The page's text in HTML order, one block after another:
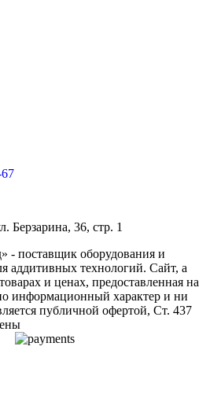
Берзарина, 36, стр. 1
- поставщик оборудования и
аддитивных технологий. Сайт, а
и ценах, предоставленная на
информационный характер и ни
публичной офертой, Ст. 437